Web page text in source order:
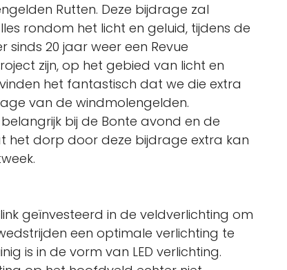
Rutten. Deze bijdrage zal
rondom het licht en geluid, tijdens de
sinds 20 jaar weer een Revue
zijn, op het gebied van licht en
het fantastisch dat we die extra
van de windmolengelden.
bij de Bonte avond en de
het dorp door deze bijdrage extra kan
geïnvesteerd in de veldverlichting om
een optimale verlichting te
is in de vorm van LED verlichting.